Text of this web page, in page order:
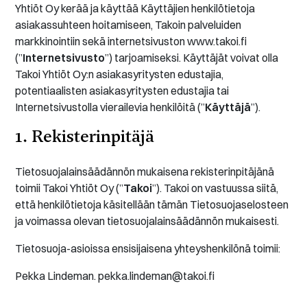
Yhtiöt Oy kerää ja käyttää Käyttäjien henkilötietoja
asiakassuhteen hoitamiseen, Takoin palveluiden
markkinointiin sekä internetsivuston www.takoi.fi
(”Internetsivusto”) tarjoamiseksi. Käyttäjät voivat olla
Takoi Yhtiöt Oy:n asiakasyritysten edustajia,
potentiaalisten asiakasyritysten edustajia tai
Internetsivustolla vierailevia henkilöitä (”Käyttäjä”).
1. Rekisterinpitäjä
Tietosuojalainsäädännön mukaisena rekisterinpitäjänä
toimii Takoi Yhtiöt Oy (”Takoi”). Takoi on vastuussa siitä,
että henkilötietoja käsitellään tämän Tietosuojaselosteen
ja voimassa olevan tietosuojalainsäädännön mukaisesti.
Tietosuoja-asioissa ensisijaisena yhteyshenkilönä toimii:
Pekka Lindeman. pekka.lindeman@takoi.fi